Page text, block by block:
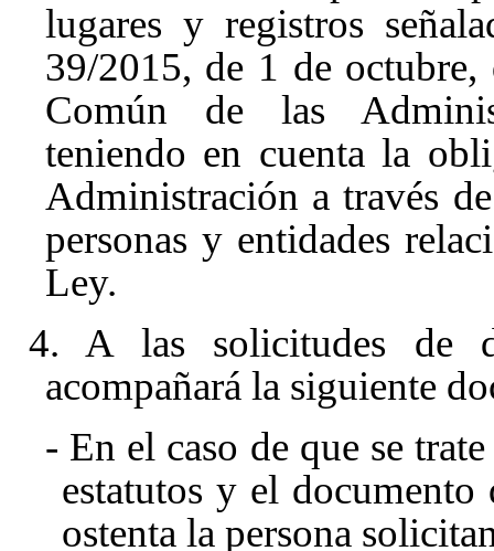
lugares y registros
39/2015, de 1 de
Común de las
teniendo en cuenta la
Administración a través
personas y entidades
Ley.
4. A las solicitudes de
acompañará la siguiente
- En el caso de que se
estatutos y el documento
ostenta la persona